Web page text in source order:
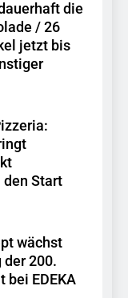
die
/ 26
jetzt bis
den Start
wächst
200.
bei EDEKA